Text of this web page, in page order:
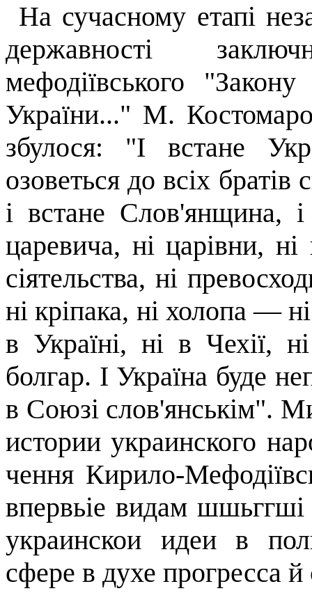
На сучасному етапі
державності
мефодіївського
України..." М.
збулося: "І встане
озоветься до всіх братів
і встане Слов'янщина,
царевича, ні царівни,
сіятельства, ні
ні кріпака, ні холопа —
в Україні, ні в Чехії,
болгар. І Україна буде
в Союзі слов'янськім".
истории украинского
чення Кирило-
впервьіе ви­дам шшьггші
украинскои
идеив
сфере в духе прогресса й